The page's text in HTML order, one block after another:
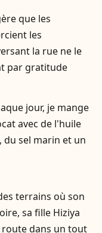
que les
les
la rue ne le
par gratitude
jour, je mange
avec de l'huile
du sel marin et un
terrains où son
sa fille Hiziya
route dans un tout